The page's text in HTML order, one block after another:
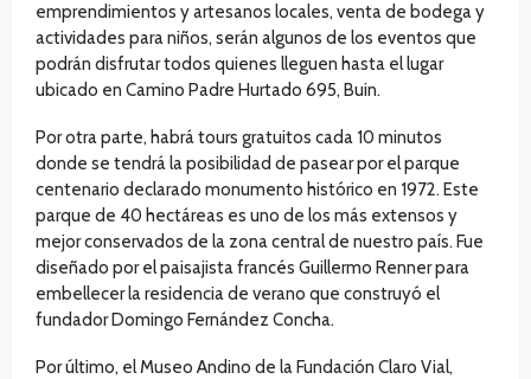
emprendimientos y artesanos locales, venta de bodega y
actividades para niños, serán algunos de los eventos que
podrán disfrutar todos quienes lleguen hasta el lugar
ubicado en Camino Padre Hurtado 695, Buin.
Por otra parte, habrá tours gratuitos cada 10 minutos
donde se tendrá la posibilidad de pasear por el parque
centenario declarado monumento histórico en 1972. Este
parque de 40 hectáreas es uno de los más extensos y
mejor conservados de la zona central de nuestro país. Fue
diseñado por el paisajista francés Guillermo Renner para
embellecer la residencia de verano que construyó el
fundador Domingo Fernández Concha.
Por último, el Museo Andino de la Fundación Claro Vial,